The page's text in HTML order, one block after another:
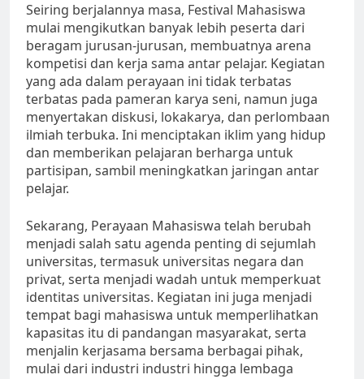
Seiring berjalannya masa, Festival Mahasiswa
mulai mengikutkan banyak lebih peserta dari
beragam jurusan-jurusan, membuatnya arena
kompetisi dan kerja sama antar pelajar. Kegiatan
yang ada dalam perayaan ini tidak terbatas
terbatas pada pameran karya seni, namun juga
menyertakan diskusi, lokakarya, dan perlombaan
ilmiah terbuka. Ini menciptakan iklim yang hidup
dan memberikan pelajaran berharga untuk
partisipan, sambil meningkatkan jaringan antar
pelajar.
Sekarang, Perayaan Mahasiswa telah berubah
menjadi salah satu agenda penting di sejumlah
universitas, termasuk universitas negara dan
privat, serta menjadi wadah untuk memperkuat
identitas universitas. Kegiatan ini juga menjadi
tempat bagi mahasiswa untuk memperlihatkan
kapasitas itu di pandangan masyarakat, serta
menjalin kerjasama bersama berbagai pihak,
mulai dari industri industri hingga lembaga